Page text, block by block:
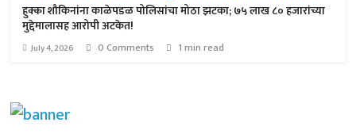
हुक्का शौकिनांना काळेपडळ पोलिसांचा मोठा झटका; ७५ लाख ८० हजारांच्या
मुद्देमालासह आरोपी अटकेत!
July 4, 2026 0 Comments 1 min read